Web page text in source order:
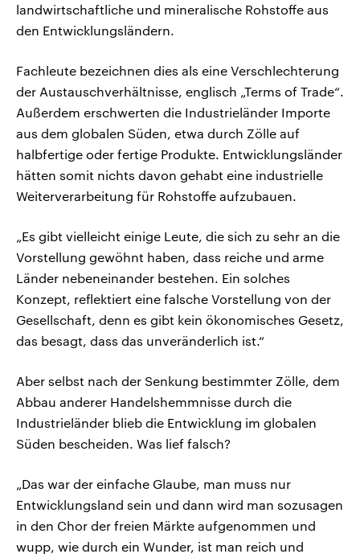
landwirtschaftliche und mineralische Rohstoffe aus
den Entwicklungsländern.
Fachleute bezeichnen dies als eine Verschlechterung
der Austauschverhältnisse, englisch „Terms of Trade“.
Außerdem erschwerten die Industrieländer Importe
aus dem globalen Süden, etwa durch Zölle auf
halbfertige oder fertige Produkte. Entwicklungsländer
hätten somit nichts davon gehabt eine industrielle
Weiterverarbeitung für Rohstoffe aufzubauen.
„Es gibt vielleicht einige Leute, die sich zu sehr an die
Vorstellung gewöhnt haben, dass reiche und arme
Länder nebeneinander bestehen. Ein solches
Konzept, reflektiert eine falsche Vorstellung von der
Gesellschaft, denn es gibt kein ökonomisches Gesetz,
das besagt, dass das unveränderlich ist.“
Aber selbst nach der Senkung bestimmter Zölle, dem
Abbau anderer Handelshemmnisse durch die
Industrieländer blieb die Entwicklung im globalen
Süden bescheiden. Was lief falsch?
„Das war der einfache Glaube, man muss nur
Entwicklungsland sein und dann wird man sozusagen
in den Chor der freien Märkte aufgenommen und
wupp, wie durch ein Wunder, ist man reich und